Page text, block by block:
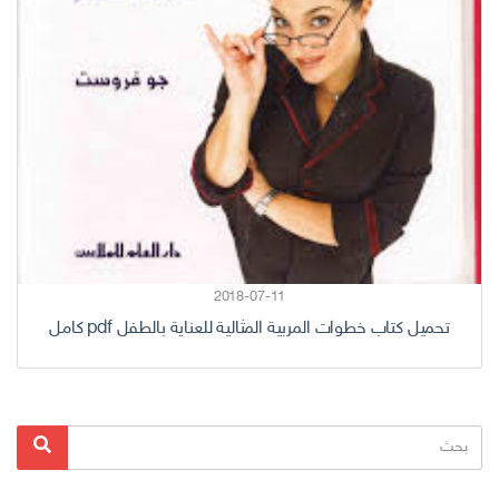
2018-07-11
تحميل كتاب خطوات المربية المثالية للعناية بالطفل pdf كامل
البحث
عن:
بحث